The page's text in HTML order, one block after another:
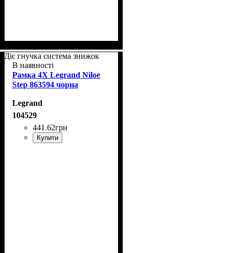
Діє гнучка система знижок
В наявності
Рамка 4Х Legrand Niloe
Step 863594 чорна
Legrand
104529
441 .62грн
Купити